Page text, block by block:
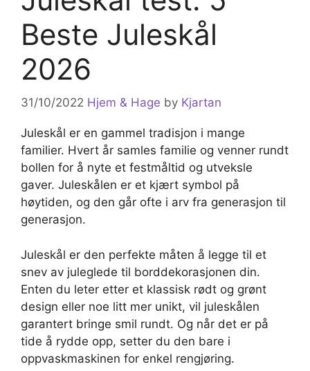
Beste Juleskål
2026
31/10/2022 Hjem & Hage by Kjartan
Juleskål er en gammel tradisjon i mange
familier. Hvert år samles familie og venner rundt
bollen for å nyte et festmåltid og utveksle
gaver. Juleskålen er et kjært symbol på
høytiden, og den går ofte i arv fra generasjon til
generasjon.
Juleskål er den perfekte måten å legge til et
snev av juleglede til borddekorasjonen din.
Enten du leter etter et klassisk rødt og grønt
design eller noe litt mer unikt, vil juleskålen
garantert bringe smil rundt. Og når det er på
tide å rydde opp, setter du den bare i
oppvaskmaskinen for enkel rengjøring.